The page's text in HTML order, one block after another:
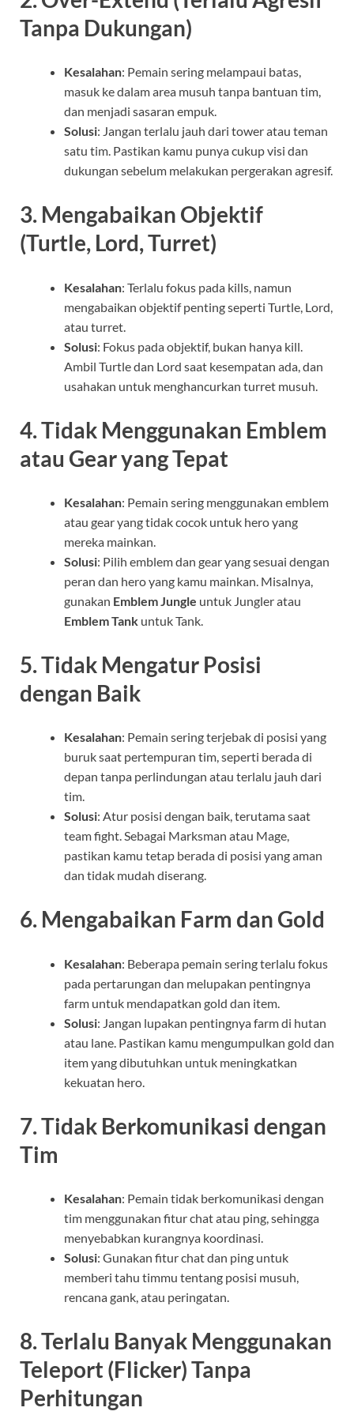
Tanpa Dukungan)
Kesalahan: Pemain sering melampaui batas,
masuk ke dalam area musuh tanpa bantuan tim,
dan menjadi sasaran empuk.
Solusi: Jangan terlalu jauh dari tower atau teman
satu tim. Pastikan kamu punya cukup visi dan
dukungan sebelum melakukan pergerakan agresif.
3. Mengabaikan Objektif
(Turtle, Lord, Turret)
Kesalahan: Terlalu fokus pada kills, namun
mengabaikan objektif penting seperti Turtle, Lord,
atau turret.
Solusi: Fokus pada objektif, bukan hanya kill.
Ambil Turtle dan Lord saat kesempatan ada, dan
usahakan untuk menghancurkan turret musuh.
4.Tidak Menggunakan Emblem
atau Gear yang Tepat
Kesalahan: Pemain sering menggunakan emblem
atau gear yang tidak cocok untuk hero yang
mereka mainkan.
Solusi: Pilih emblem dan gear yang sesuai dengan
peran dan hero yang kamu mainkan. Misalnya,
gunakan Emblem Jungle untuk Jungler atau
Emblem Tank untuk Tank.
5.Tidak Mengatur Posisi
dengan Baik
Kesalahan: Pemain sering terjebak di posisi yang
buruk saat pertempuran tim, seperti berada di
depan tanpa perlindungan atau terlalu jauh dari
tim.
Solusi: Atur posisi dengan baik, terutama saat
team fight. Sebagai Marksman atau Mage,
pastikan kamu tetap berada di posisi yang aman
dan tidak mudah diserang.
6. Mengabaikan Farm dan Gold
Kesalahan: Beberapa pemain sering terlalu fokus
pada pertarungan dan melupakan pentingnya
farm untuk mendapatkan gold dan item.
Solusi: Jangan lupakan pentingnya farm di hutan
atau lane. Pastikan kamu mengumpulkan gold dan
item yang dibutuhkan untuk meningkatkan
kekuatan hero.
7.Tidak Berkomunikasi dengan
Tim
Kesalahan: Pemain tidak berkomunikasi dengan
tim menggunakan fitur chat atau ping, sehingga
menyebabkan kurangnya koordinasi.
Solusi: Gunakan fitur chat dan ping untuk
memberi tahu timmu tentang posisi musuh,
rencana gank, atau peringatan.
8.Terlalu Banyak Menggunakan
Teleport (Flicker) Tanpa
Perhitungan